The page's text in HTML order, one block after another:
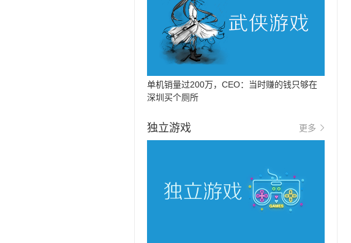
单机销量过200万，CEO：当时赚的钱只够在
深圳买个厕所
独立游戏 更多